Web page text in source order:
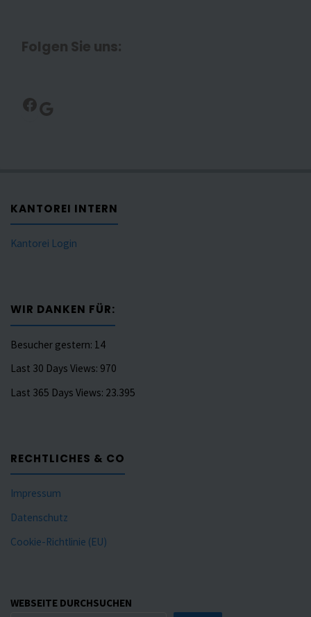
Folgen Sie uns:
Facebook
Google
KANTOREI INTERN
Kantorei Login
WIR DANKEN FÜR:
Besucher gestern: 14
Last 30 Days Views: 970
Last 365 Days Views: 23.395
RECHTLICHES & CO
Impressum
Datenschutz
Cookie-Richtlinie (EU)
WEBSEITE DURCHSUCHEN